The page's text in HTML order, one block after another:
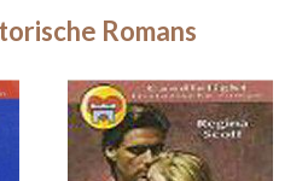
Romans